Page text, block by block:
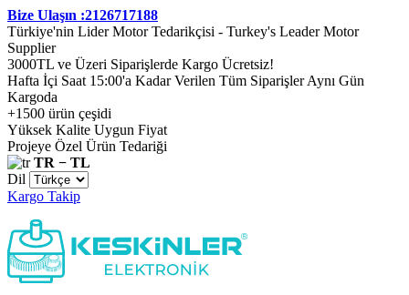
Bize Ulaşın :2126717188
Türkiye'nin Lider Motor Tedarikçisi - Turkey's Leader Motor
Supplier
3000TL ve Üzeri Siparişlerde Kargo Ücretsiz!
Hafta İçi Saat 15:00'a Kadar Verilen Tüm Siparişler Aynı Gün
Kargoda
+1500 ürün çeşidi
Yüksek Kalite Uygun Fiyat
Projeye Özel Ürün Tedariği
TR − TL
Dil
Kargo Takip